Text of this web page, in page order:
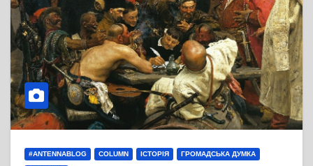
#ANTENNABLOG COLUMN ІСТОРІЯ ГРОМАДСЬКА ДУМКА